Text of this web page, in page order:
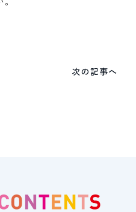
次の記事へ